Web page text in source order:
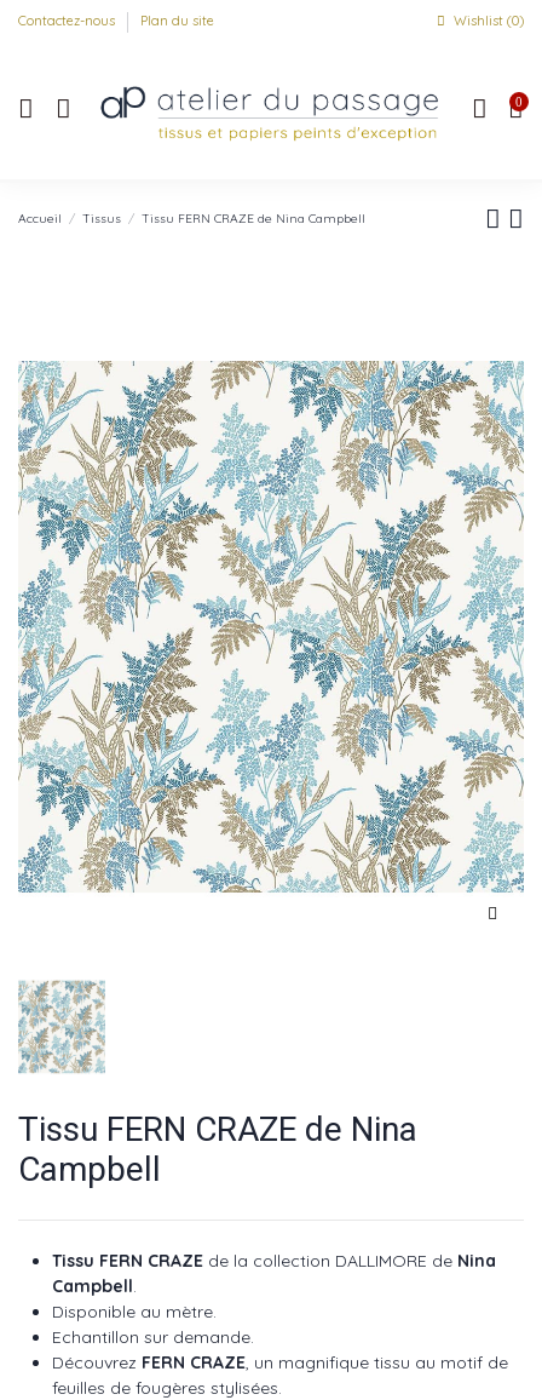
Contactez-nous Plan du site Wishlist (0)
0
Accueil Tissus Tissu FERN CRAZE de Nina Campbell
Tissu FERN CRAZE de Nina
Campbell
Tissu FERN CRAZE de la collection DALLIMORE de Nina
Campbell
Disponible au mètre.
Echantillon sur demande.
Découvrez FERN CRAZE , un magnifique tissu au motif de
feuilles de fougères stylisées.